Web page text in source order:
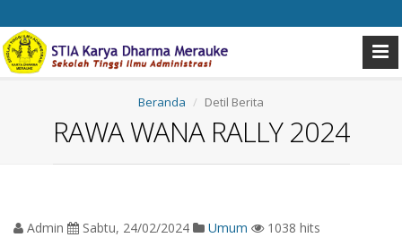
Beranda Detil Berita
RAWA WANA RALLY 2024
Admin Sabtu, 24/02/2024 Umum 1038 hits